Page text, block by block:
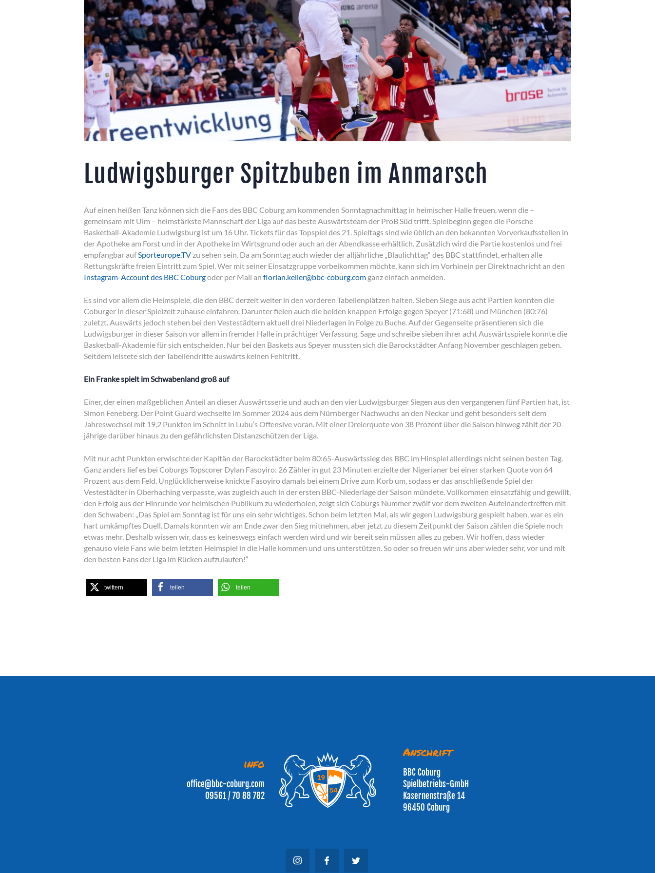
Ludwigsburger Spitzbuben im Anmarsch
Auf einen heißen Tanz können sich die Fans des BBC Coburg am kommenden Sonntagnachmittag in heimischer Halle freuen, wenn die –
gemeinsam mit Ulm – heimstärkste Mannschaft der Liga auf das beste Auswärtsteam der ProB Süd trifft. Spielbeginn gegen die Porsche
Basketball-Akademie Ludwigsburg ist um 16 Uhr. Tickets für das Topspiel des 21. Spieltags sind wie üblich an den bekannten Vorverkaufsstellen in
der Apotheke am Forst und in der Apotheke im Wirtsgrund oder auch an der Abendkasse erhältlich. Zusätzlich wird die Partie kostenlos und frei
empfangbar aufSporteurope.TV zu sehen sein. Da am Sonntag auch wieder der alljährliche „Blaulichttag“ des BBC stattfindet, erhalten alle
Rettungskräfte freien Eintritt zum Spiel. Wer mit seiner Einsatzgruppe vorbeikommen möchte, kann sich im Vorhinein per Direktnachricht an den
Instagram-Account des BBC Coburgoder per Mail an florian.keller@bbc-coburg.com ganz einfach anmelden.
Es sind vor allem die Heimspiele, die den BBC derzeit weiter in den vorderen Tabellenplätzen halten. Sieben Siege aus acht Partien konnten die
Coburger in dieser Spielzeit zuhause einfahren. Darunter fielen auch die beiden knappen Erfolge gegen Speyer (71:68) und München (80:76)
zuletzt. Auswärts jedoch stehen bei den Vestestädtern aktuell drei Niederlagen in Folge zu Buche. Auf der Gegenseite präsentieren sich die
Ludwigsburger in dieser Saison vor allem in fremder Halle in prächtiger Verfassung. Sage und schreibe sieben ihrer acht Auswärtsspiele konnte die
Basketball-Akademie für sich entscheiden. Nur bei den Baskets aus Speyer mussten sich die Barockstädter Anfang November geschlagen geben.
Seitdem leistete sich der Tabellendritte auswärts keinen Fehltritt.
Ein Franke spielt im Schwabenland groß auf
Einer, der einen maßgeblichen Anteil an dieser Auswärtsserie und auch an den vier Ludwigsburger Siegen aus den vergangenen fünf Partien hat, ist
Simon Feneberg. Der Point Guard wechselte im Sommer 2024 aus dem Nürnberger Nachwuchs an den Neckar und geht besonders seit dem
Jahreswechsel mit 19,2 Punkten im Schnitt in Lubu‘s Offensive voran. Mit einer Dreierquote von 38 Prozent über die Saison hinweg zählt der 20-
jährige darüber hinaus zu den gefährlichsten Distanzschützen der Liga.
Mit nur acht Punkten erwischte der Kapitän der Barockstädter beim 80:65-Auswärtssieg des BBC im Hinspiel allerdings nicht seinen besten Tag.
Ganz anders lief es bei Coburgs Topscorer Dylan Fasoyiro: 26 Zähler in gut 23 Minuten erzielte der Nigerianer bei einer starken Quote von 64
Prozent aus dem Feld. Unglücklicherweise knickte Fasoyiro damals bei einem Drive zum Korb um, sodass er das anschließende Spiel der
Vestestädter in Oberhaching verpasste, was zugleich auch in der ersten BBC-Niederlage der Saison mündete. Vollkommen einsatzfähig und gewillt,
den Erfolg aus der Hinrunde vor heimischen Publikum zu wiederholen, zeigt sich Coburgs Nummer zwölf vor dem zweiten Aufeinandertreffen mit
den Schwaben: „Das Spiel am Sonntag ist für uns ein sehr wichtiges. Schon beim letzten Mal, als wir gegen Ludwigsburg gespielt haben, war es ein
hart umkämpftes Duell. Damals konnten wir am Ende zwar den Sieg mitnehmen, aber jetzt zu diesem Zeitpunkt der Saison zählen die Spiele noch
etwas mehr. Deshalb wissen wir, dass es keineswegs einfach werden wird und wir bereit sein müssen alles zu geben. Wir hoffen, dass wieder
genauso viele Fans wie beim letzten Heimspiel in die Halle kommen und uns unterstützen. So oder so freuen wir uns aber wieder sehr, vor und mit
den besten Fans der Liga im Rücken aufzulaufen!“
twittern teilen teilen
info
office@bbc-coburg.com
09561 / 70 88 782
Anschrift
BBC Coburg
Spielbetriebs-GmbH
Kasernenstraße 14
96450 Coburg